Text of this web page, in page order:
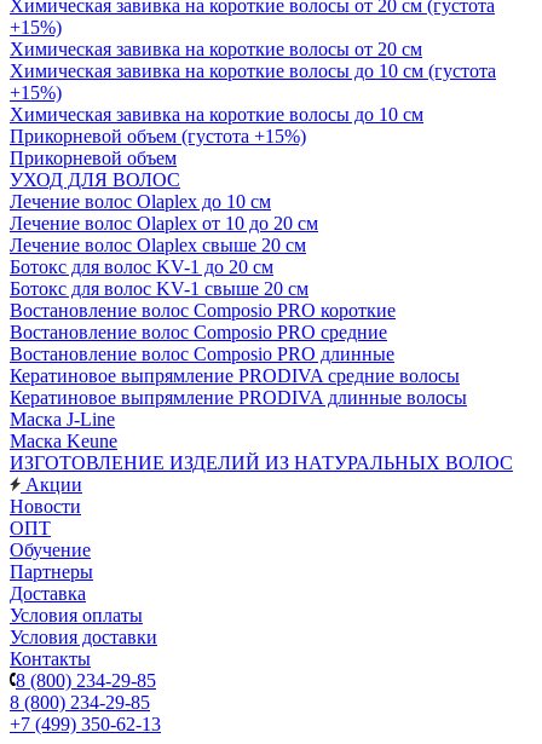
Химическая завивка на короткие волосы от 20 см (густота
+15%)
Химическая завивка на короткие волосы от 20 см
Химическая завивка на короткие волосы до 10 см (густота
+15%)
Химическая завивка на короткие волосы до 10 см
Прикорневой объем (густота +15%)
Прикорневой объем
УХОД ДЛЯ ВОЛОС
Лечение волос Olapleх до 10 см
Лечение волос Olapleх от 10 до 20 см
Лечение волос Olapleх свыше 20 см
Ботокс для волос KV-1 до 20 см
Ботокс для волос KV-1 свыше 20 см
Востановление волос Composio PRO короткие
Востановление волос Composio PRO средние
Востановление волос Composio PRO длинные
Кератиновое выпрямление PRODIVA средние волосы
Кератиновое выпрямление PRODIVA длинные волосы
Маска J-Line
Маска Keune
ИЗГОТОВЛЕНИЕ ИЗДЕЛИЙ ИЗ НАТУРАЛЬНЫХ ВОЛОС
Акции
Новости
ОПТ
Обучение
Партнеры
Доставка
Условия оплаты
Условия доставки
Контакты
8 (800) 234-29-85
8 (800) 234-29-85
+7 (499) 350-62-13